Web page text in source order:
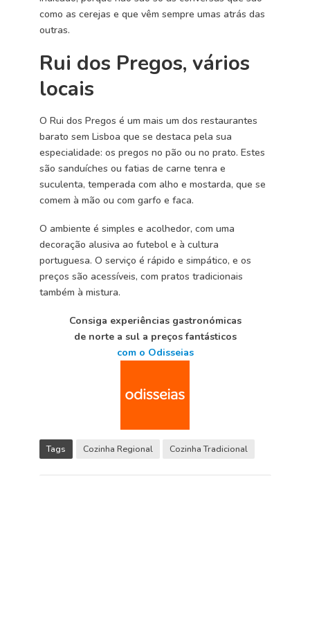
como as cerejas e que vêm sempre umas atrás das
outras.
Rui dos Pregos, vários
locais
O Rui dos Pregos é um mais um dos restaurantes
barato sem Lisboa que se destaca pela sua
especialidade: os pregos no pão ou no prato. Estes
são sanduíches ou fatias de carne tenra e
suculenta, temperada com alho e mostarda, que se
comem à mão ou com garfo e faca.
O ambiente é simples e acolhedor, com uma
decoração alusiva ao futebol e à cultura
portuguesa. O serviço é rápido e simpático, e os
preços são acessíveis, com pratos tradicionais
também à mistura.
Consiga experiências gastronómicas
de norte a sul a preços fantásticos
com o Odisseias
Tags Cozinha Regional Cozinha Tradicional